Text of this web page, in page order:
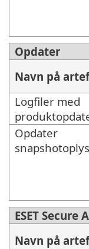
Opdater
Navn på
Logfiler med
Opdater
ESET
Navn på